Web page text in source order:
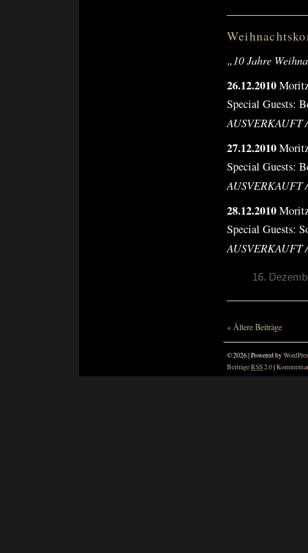
„10 Jahre
26.12.2010
Special Guests:
AUSVERKAUFT
27.12.2010
Special Guests:
AUSVERKAUFT
28.12.2010
Special Guests:
AUSVERKAUFT
16.
« Ältere Beiträge
© 2026 | Powered by
BeiträgeRSS2.0|